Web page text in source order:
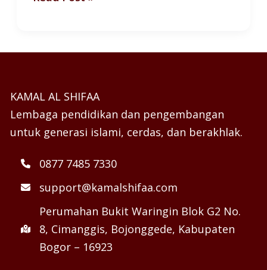
KAMAL AL SHIFAA
Lembaga pendidikan dan pengembangan
untuk generasi islami, cerdas, dan berakhlak.
0877 7485 7330
support@kamalshifaa.com
Perumahan Bukit Waringin Blok G2 No.
8, Cimanggis, Bojonggede, Kabupaten
Bogor – 16923